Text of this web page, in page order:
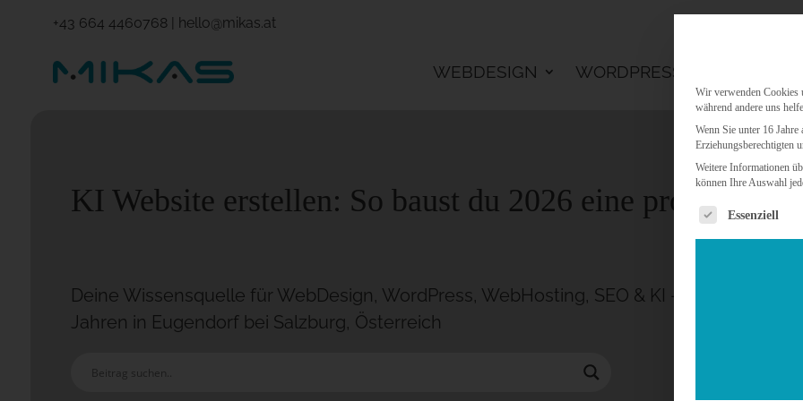
+43 664 4460768| hello@mikas.at
WEBDESIGN WORDPRESS
KI Website erstellen: So baust du 2026 eine
Deine Wissensquelle für WebDesign, WordPress, WebHosting, SEO & KI – MIKAS ISP seit
Jahren in Eugendorf bei Salzburg, Österreich
Wir verwenden Cookies
während andere uns
Wenn Sie unter 16
Erziehungsberechtigten
Weitere Informationen
können Ihre Auswahl
Es folgt eine
Essenziell